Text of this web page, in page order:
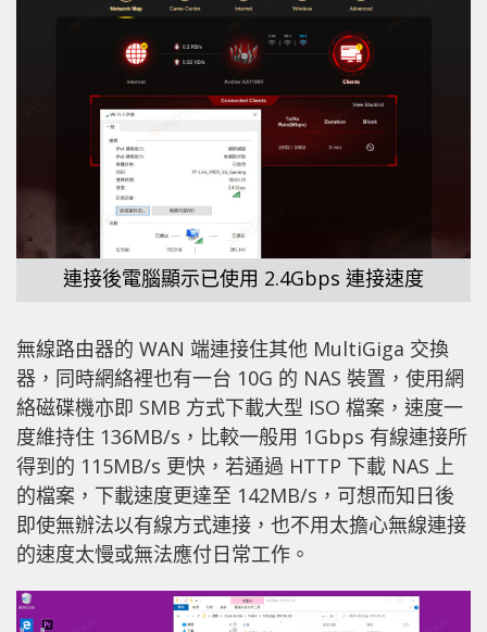
連接後電腦顯示已使用 2.4Gbps 連接速度
無線路由器的 WAN 端連接住其他 MultiGiga 交換
器，同時網絡裡也有一台 10G 的 NAS 裝置，使用網
絡磁碟機亦即 SMB 方式下載大型 ISO 檔案，速度一
度維持住 136MB/s，比較一般用 1Gbps 有線連接所
得到的 115MB/s 更快，若通過 HTTP 下載 NAS 上
的檔案，下載速度更達至 142MB/s，可想而知日後
即使無辦法以有線方式連接，也不用太擔心無線連接
的速度太慢或無法應付日常工作。